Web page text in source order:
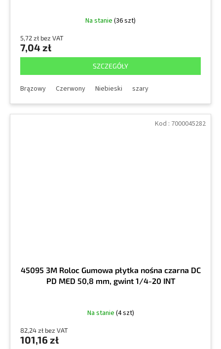
Na stanie (36 szt)
5,72 zł bez VAT
7,04 zł
SZCZEGÓŁY
Brązowy Czerwony Niebieski szary
45095 3M Roloc Gumowa płytka nośna czarna DC
PD MED 50,8 mm, gwint 1/4-20 INT
Na stanie (4 szt)
82,24 zł bez VAT
101,16 zł
Kod : 7000045282